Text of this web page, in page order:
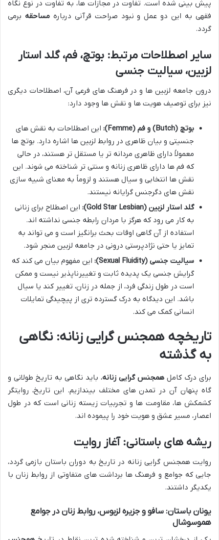
پیش بینی شده است. تفاوت در مجازات ها، به تفاوت در نوع نگاه
فقهی به این دو عمل و نبود صراحت قرآنی دربارهمساحقه برمی
گردد.
سایر اصطلاحات مرتبط: بوتچ، فم، گلد استار
لزبین، سیالیت جنسی
درون جامعه لزبین ها و در فرهنگ های فرعی آن، اصطلاحات دیگری
نیز برای توصیف هویت ها و نقش ها وجود دارد:
بوتچ (Butch) و فم (Femme):
این اصطلاحات به نقش های
جنسیتی و بیان ظاهری در روابط لزبین ها اشاره دارد. بوتچ ها
معمولاً دارای ظاهری مردانه تر یا مستقل تر هستند، در حالی
که فم ها دارای ظاهری زنانه و سنتی تر شناخته می شوند. این
نقش ها انتخابی و سیال هستند و لزوماً به معنای شبیه سازی
نقش های دگرجنس گرایانه نیستند.
گلد استار لزبین (Gold Star Lesbian):
این اصطلاح برای زنانی
به کار می رود که هرگز با مردان رابطه جنسی نداشته اند.
استفاده از آن گاهی اوقات بحث برانگیز است و می تواند به
تمایز یا حتی نژادپرستی درونی در جامعه لزبین منجر شود.
سیالیت جنسی (Sexual Fluidity):
این مفهوم بیان می کند که
گرایش جنسی یک پدیده ثابت و تغییرناپذیر نیست و ممکن
است در طول زندگی فرد، از جمله در زنان، تغییر کند یا سیال
باشد. این دیدگاه به درک گسترده تری از پیچیدگی تمایلات
انسانی کمک می کند.
تاریخچه همجنس گرایی زنانه: نگاهی
به گذشته
برای درک کامل همجنس گرایی زنانه، باید نگاهی به تاریخ طولانی و
گاه پنهان آن در تمدن های مختلف بیندازیم. این تاریخ، روایتگر
کشمکش ها، مقاومت ها و تجربیات زیسته زنانی است که در طول
اعصار، مسیر عشق و هویت خود را پیموده اند.
ریشه های باستانی: آغاز روایت
روایت همجنس گرایی زنانه در تاریخ به دوران باستان بازمی گردد،
جایی که جوامع و فرهنگ ها برداشت های متفاوتی از روابط زنان با
یکدیگر داشتند.
یونان باستان: سافو و جزیره لزبوس، روابط زنان در جوامع
هموسوشال